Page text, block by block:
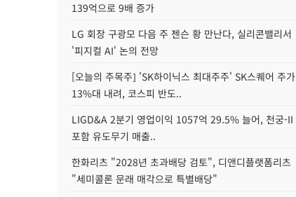
139억으로 9배 증가
LG 회장 구광모 다음 주 젠슨 황 만난다, 실리콘밸리서
'피지컬 AI' 논의 전망
[오늘의 주목주] 'SK하이닉스 최대주주' SK스퀘어 주가
13%대 내려, 코스피 반도..
LIGD&A 2분기 영업이익 1057억 29.5% 늘어, 천궁-II
포함 유도무기 매출..
한화리츠 "2028년 초과배당 검토", 디앤디플랫폼리츠
"세미콜론 문래 매각으로 특별배당"